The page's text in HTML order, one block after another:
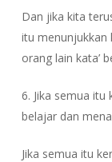
Dan jika kita
itu menunjukkan
orang lain kata’
6. Jika semua
belajar dan
Jika semua itu